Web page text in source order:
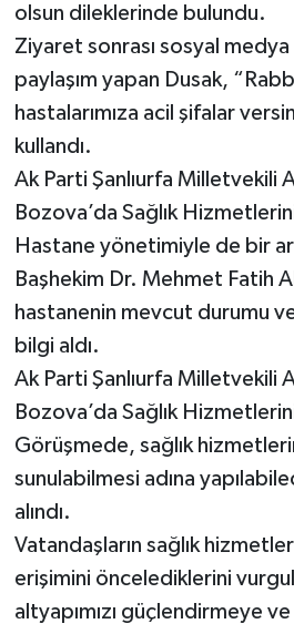
olsun dileklerinde bulundu.
Ziyaret sonrası sosyal medya
paylaşım yapan Dusak,
hastalarımıza acil şifalar
kullandı.
Ak Parti Şanlıurfa Milletvekili
Bozova’da Sağlık
Hastane yönetimiyle de bir
Başhekim Dr. Mehmet Fatih
hastanenin mevcut durumu
bilgi aldı.
Ak Parti Şanlıurfa Milletvekili
Bozova’da Sağlık
Görüşmede, sağlık
sunulabilmesi adına
alındı.
Vatandaşların sağlık
erişimini öncelediklerini
altyapımızı güçlendirmeye